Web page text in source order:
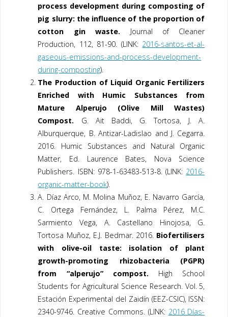
process development during composting of
pig slurry: the influence of the proportion of
cotton gin waste. Journal of Cleaner
Production, 112, 81-90. (LINK: 2016-santos-et-al-
gaseous-emissions-and-process-development-
during-composting).
The Production of Liquid Organic Fertilizers
Enriched with Humic Substances from
Mature Alperujo (Olive Mill Wastes)
Compost. G. Ait Baddi, G. Tortosa, J. A.
Alburquerque, B. Antizar-Ladislao and J. Cegarra.
2016. Humic Substances and Natural Organic
Matter, Ed. Laurence Bates, Nova Science
Publishers. ISBN: 978-1-63483-513-8. (LINK: 2016-
organic-matter-book).
A. Díaz Arco, M. Molina Muñoz, E. Navarro García,
C. Ortega Fernández, L. Palma Pérez, M.C.
Sarmiento Vega, A. Castellano Hinojosa, G.
Tortosa Muñoz, E.J. Bedmar. 2016 Biofertilisers
with olive-oil taste: isolation of plant
growth-promoting rhizobacteria (PGPR)
from “alperujo” compost.High School
Students for Agricultural Science Research. Vol. 5,
Estación Experimental del Zaidín (EEZ-CSIC), ISSN:
2340-9746. Creative Commons. (LINK: 2016 Días-